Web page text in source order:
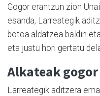
Gogor erantzun zion
esanda, Larreategik
botoa aldatzea baldin
eta justu hori gertatu
Alkateak
Larreategik aditzera